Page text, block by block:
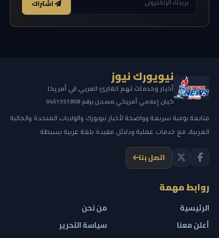
اشتراك
نيويورك نيوز
أخبار وخدمات تهم القارئ العربي في أمريكا
كيان إعلامي أمريكي مسجل برقم 0451351808
متابعة يومية سريعة وواضحة لأخبار نيويورك والولايات المتحدة والجالية
العربية، مع خدمات عملية ودلائل مفيدة بلغة عربية بسيطة.
اتصل بنا
روابط مهمة
الرئيسية
من نحن
أعلن معنا
سياسة التحرير